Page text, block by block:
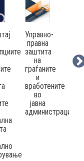
Управно-
правна
заштита
на
граѓаните
и
вработените
во
јавна
администрација
-